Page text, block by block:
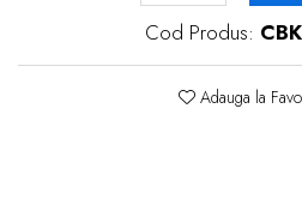
Cod Produs:
Adauga la